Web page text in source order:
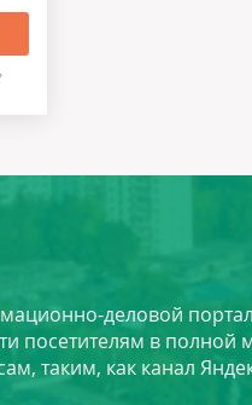
деловой
посетителям в полной
таким, как канал